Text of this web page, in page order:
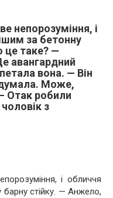
непорозуміння, і
за бетонну
це таке? —
авангардний
вона. — Він
думала. Може,
Отак робили
з
і обличчя
стійку. — Анжело,